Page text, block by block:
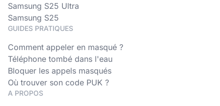
Samsung S25 Ultra
Samsung S25
GUIDES PRATIQUES
Comment appeler en masqué ?
Téléphone tombé dans l'eau
Bloquer les appels masqués
Où trouver son code PUK ?
A PROPOS